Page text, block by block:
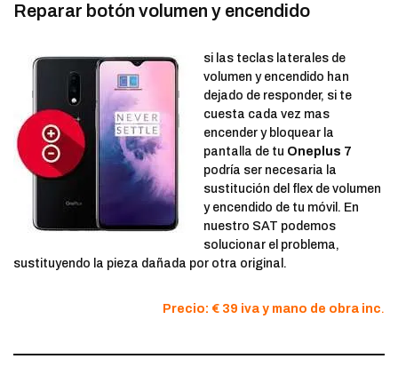
Reparar botón volumen y encendido
si las teclas laterales de
volumen y encendido han
dejado de responder, si te
cuesta cada vez mas
encender y bloquear la
pantalla de tu Oneplus 7
podría ser necesaria la
sustitución del flex de volumen
y encendido de tu móvil. En
nuestro SAT podemos
solucionar el problema,
sustituyendo la pieza dañada por otra original.
Precio: € 39 iva y mano de obra inc.